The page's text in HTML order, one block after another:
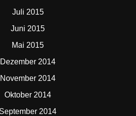
Juli 2015
Juni 2015
Mai 2015
Dezember 2014
November 2014
Oktober 2014
September 2014